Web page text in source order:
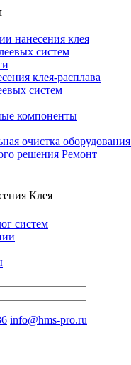
нанесения клея
систем
клея-расплава
систем
компоненты
очистка оборудования
решения Ремонт
Клея
систем
info@hms-pro.ru